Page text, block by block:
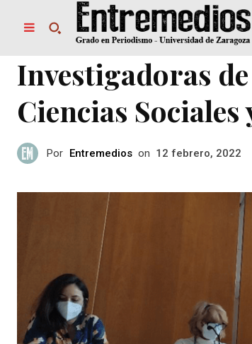
Investigadoras
Ciencias
Por Entremedios on 12 febrero, 2022